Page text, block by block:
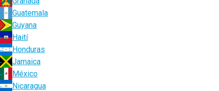
Guatemala
Guyana
Haití
Honduras
Jamaica
México
Nicaragua